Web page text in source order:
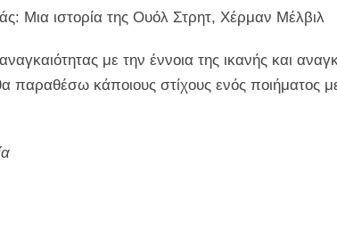
Μια ιστορία της Ουόλ Στρητ, Χέρμαν Μέλβιλ
με την έννοια της ικανής και
παραθέσω κάποιους στίχους ενός ποιήματος